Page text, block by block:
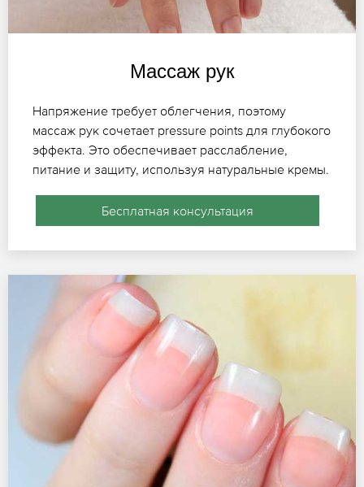
Массаж рук
Напряжение требует облегчения, поэтому
массаж рук сочетает pressure points для глубокого
эффекта. Это обеспечивает расслабление,
питание и защиту, используя натуральные кремы.
Бесплатная консультация